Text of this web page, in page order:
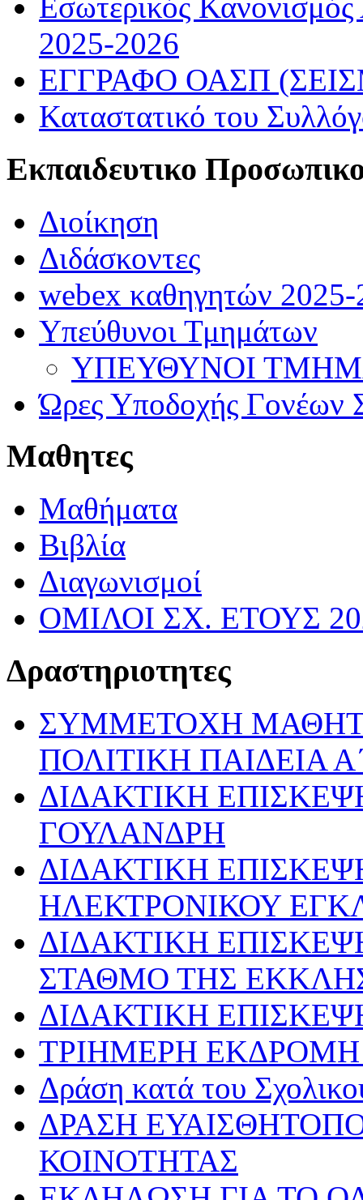
Εσωτερικός
2025-2026
ΕΓΓΡΑΦΟ ΟΑΣΠ
Καταστατικό του
Εκπαιδευτικο
Διοίκηση
Διδάσκοντες
webex καθηγητών
Υπεύθυνοι Τμημάτων
ΥΠΕΥΘΥΝΟΙ
Ώρες Υποδοχής Γονέων
Μαθητες
Μαθήματα
Βιβλία
Διαγωνισμοί
ΟΜΙΛΟΙ ΣΧ. ΕΤΟΥΣ
Δραστηριοτητες
ΣΥΜΜΕΤΟΧΗ
ΠΟΛΙΤΙΚΗ ΠΑΙΔΕΙΑ
ΔΙΔΑΚΤΙΚΗ
ΓΟΥΛΑΝΔΡΗ
ΔΙΔΑΚΤΙΚΗ
ΗΛΕΚΤΡΟΝΙΚΟΥ
ΔΙΔΑΚΤΙΚΗ
ΣΤΑΘΜΟ ΤΗΣ
ΔΙΔΑΚΤΙΚΗ
ΤΡΙΗΜΕΡΗ ΕΚΔΡΟΜΗ
Δράση κατά του
ΔΡΑΣΗ
ΚΟΙΝΟΤΗΤΑΣ